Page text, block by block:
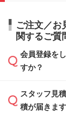
ご注文／お
関するご質
会員登録を
すか？
可能です。
まま進む』
スタッフ見
積が届きま